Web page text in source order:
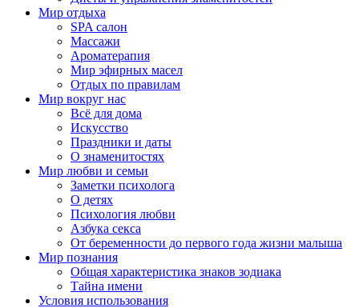
Мир отдыха
SPA салон
Массажи
Ароматерапия
Мир эфирных масел
Отдых по правилам
Мир вокруг нас
Всё для дома
Искусство
Праздники и даты
О знаменитостях
Мир любви и семьи
Заметки психолога
О детях
Психология любви
Азбука секса
От беременности до первого года жизни малыша
Мир познания
Общая характеристика знаков зодиака
Тайна имени
Условия использования